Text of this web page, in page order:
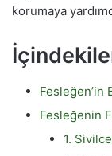
korumaya
Fesleğen’in
Fesleğenin
1.